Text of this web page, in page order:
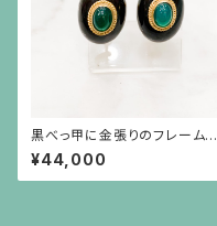
黒べっ甲に金張りのフレームに
グリーン瑪瑙のイヤリング
¥44,000